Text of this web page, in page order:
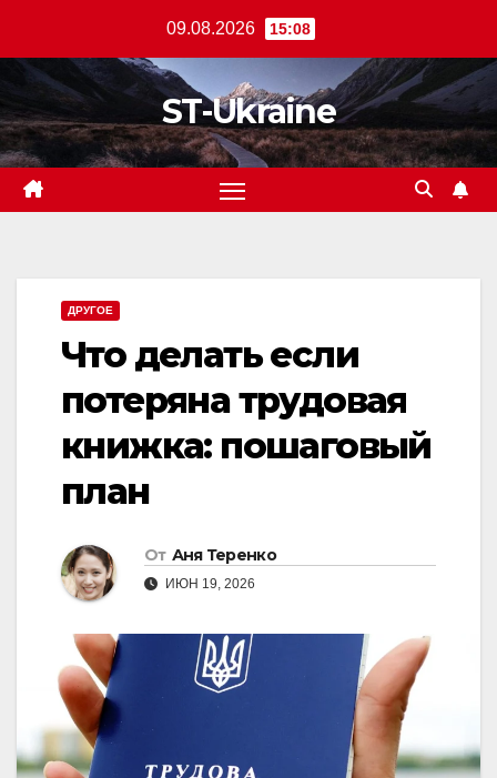
содержанию
09.08.2026 15:08
ST-Ukraine
ДРУГОЕ
Что делать если
потеряна трудовая
книжка: пошаговый
план
От Аня Теренко
ИЮН 19, 2026